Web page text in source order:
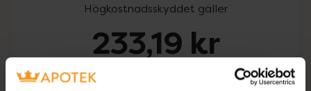
Högkostnadsskyddet gäller
233,19 kr